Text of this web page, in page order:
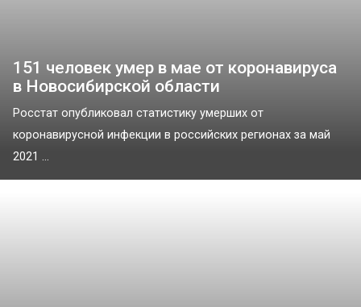
151 человек умер в мае от коронавируса
в Новосибирской области
Росстат опубликовал статистику умерших от
коронавирусной инфекции в российских регионах за май
2021 ...